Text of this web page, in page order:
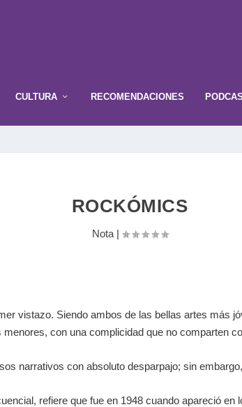
CULTURA RECOMENDACIONES
ROCKÓMICS
Nota|
vistazo. Siendo ambos de las bellas artes más
con una complicidad que no comparten
narrativos con absoluto desparpajo; sin
refiere que fue en 1948 cuando apareció